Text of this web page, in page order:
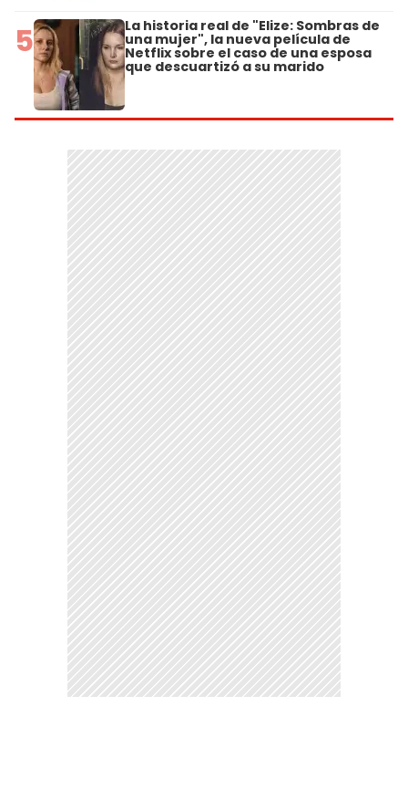
5 La historia real de "Elize: Sombras de
una mujer", la nueva película de
Netflix sobre el caso de una esposa
que descuartizó a su marido